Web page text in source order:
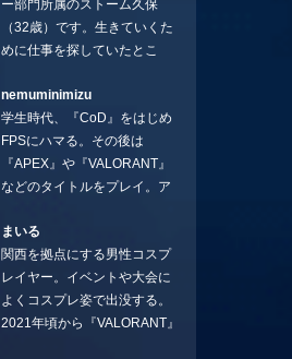
ー部門所属のストーム久保
（32歳）です。生きていくた
めに仕事を探していたとこ
コラムを連載させてもらえる
ことになりました。言いたい
ことを言っていきます。X：
https://x.com/stormKUBO
YouTube：
rmKUBO
nemuminimizu
学生時代、『CoD』をはじめ
FPSにハマる。その後は
『APEX』や『VALORANT』
などのタイトルをプレイ。ア
BGMなどを手掛ける作曲家と
フリーランスのライターの二
足の草鞋を履いて幅広く活動
中。無類のラーメン好き！
Twitter:@ongakucas
まいる
関西を拠点にする男性コスプ
レイヤー。イベントや大会に
よくコスプレ姿で出没する。
2021年頃から『VALORANT』